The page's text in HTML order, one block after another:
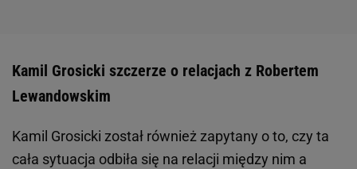
Kamil Grosicki szczerze o relacjach z Robertem
Lewandowskim
Kamil Grosicki został również zapytany o to, czy ta
cała sytuacja odbiła się na relacji między nim a